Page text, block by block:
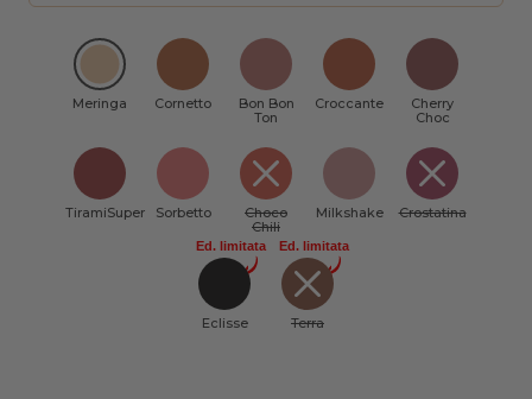
Meringa Cornetto
Bon Bon
Ton
Croccante
Cherry
Choc
TiramiSuper Sorbetto
Choco
Chili
Milkshake Crostatina
Ed. limitata
Eclisse
Ed. limitata
Terra